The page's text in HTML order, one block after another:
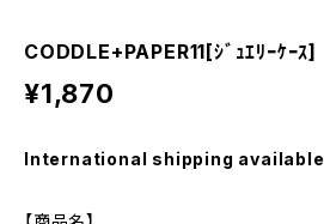
CODDLE+PAPER11[ｼﾞｭｴﾘｰｹｰｽ]
¥1,870
International shipping available